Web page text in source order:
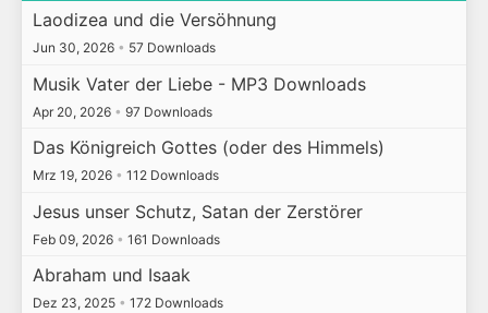
Laodizea und die Versöhnung
Jun 30, 2026 • 57 Downloads
Musik Vater der Liebe - MP3 Downloads
Apr 20, 2026 • 97 Downloads
Das Königreich Gottes (oder des Himmels)
Mrz 19, 2026 • 112 Downloads
Jesus unser Schutz, Satan der Zerstörer
Feb 09, 2026 • 161 Downloads
Abraham und Isaak
Dez 23, 2025 • 172 Downloads